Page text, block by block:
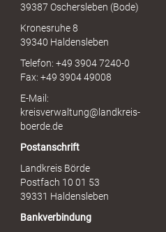
39387 Oschersleben (Bode)
Kronesruhe 8
39340 Haldensleben
Telefon: +49 3904 7240-0
Fax: +49 3904 49008
E-Mail:
kreisverwaltung@landkreis-
boerde.de
Postanschrift
Landkreis Börde
Postfach 10 01 53
39331 Haldensleben
Bankverbindung